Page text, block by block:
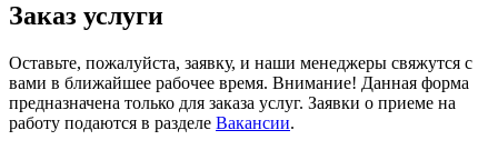
Заказ услуги
Оставьте, пожалуйста, заявку, и наши менеджеры свяжутся с
вами в ближайшее рабочее время. Внимание! Данная форма
предназначена только для заказа услуг. Заявки о приеме на
работу подаются в разделе Вакансии.